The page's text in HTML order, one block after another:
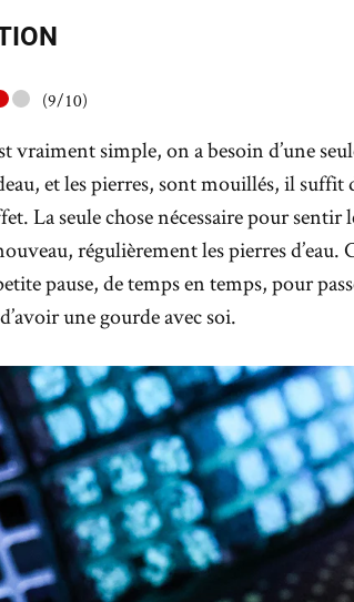
(9/10)
vraiment simple, on a besoin d’une
et les pierres, sont mouillés, il suffit
La seule chose nécessaire pour sentir
régulièrement les pierres d’eau.
pause, de temps en temps, pour
une gourde avec soi.